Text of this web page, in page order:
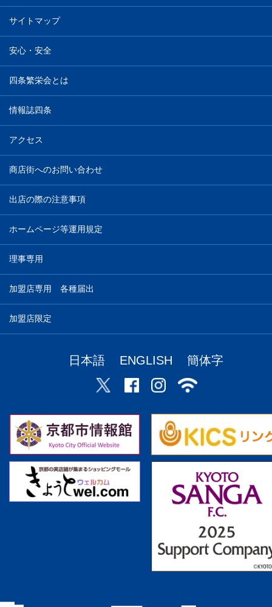
サイトマップ
安心・安全
四条繁栄会とは
情報誌四条
アクセス
商店街へのお問い合わせ
出店の際の注意事項
ホームページ等運用規定
理事専用
加盟店専用 各種届出
加盟店限定
日本語 ENGLISH 簡体字